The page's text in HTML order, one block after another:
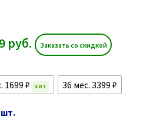
руб. Заказать со скидкой
1699 ₽ ХИТ 36 мес. 3399 ₽
шт.